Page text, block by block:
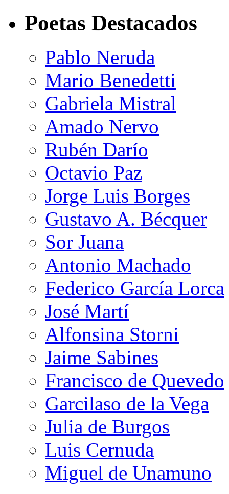
Poetas Destacados
Pablo Neruda
Mario Benedetti
Gabriela Mistral
Amado Nervo
Rubén Darío
Octavio Paz
Jorge Luis Borges
Gustavo A. Bécquer
Sor Juana
Antonio Machado
Federico García Lorca
José Martí
Alfonsina Storni
Jaime Sabines
Francisco de Quevedo
Garcilaso de la Vega
Julia de Burgos
Luis Cernuda
Miguel de Unamuno